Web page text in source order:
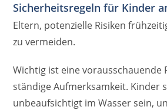
Sicherheitsregeln für Kinder
Eltern, potenzielle Risiken
zu vermeiden.
Wichtig ist eine vorausschauende
ständige Aufmerksamkeit. Kinder
unbeaufsichtigt im Wasser sein,